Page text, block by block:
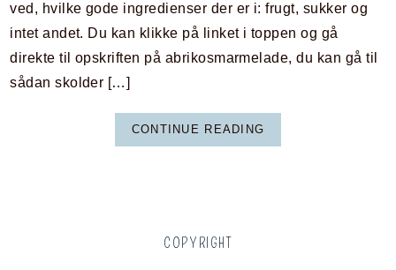
ved, hvilke gode ingredienser der er i: frugt, sukker og
intet andet. Du kan klikke på linket i toppen og gå
direkte til opskriften på abrikosmarmelade, du kan gå til
sådan skolder […]
CONTINUE READING
COPYRIGHT